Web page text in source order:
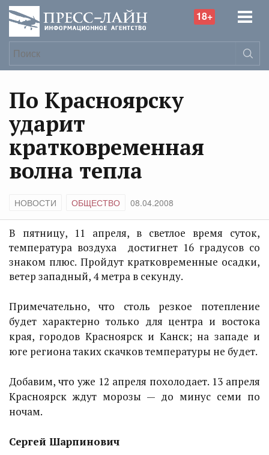
18+
По Красноярску
ударит
кратковременная
волна тепла
НОВОСТИ ОБЩЕСТВО 08.04.2008
В пятницу, 11 апреля, в светлое время суток,
температура воздуха достигнет 16 градусов со
знаком плюс. Пройдут кратковременные осадки,
ветер западный, 4 метра в секунду.
Примечательно, что столь резкое потепление
будет характерно только для центра и востока
края, городов Красноярск и Канск; на западе и
юге региона таких скачков температуры не будет.
Добавим, что уже 12 апреля похолодает. 13 апреля
Красноярск ждут морозы — до минус семи по
ночам.
Сергей Шарпинович